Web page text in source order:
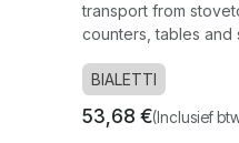
transport from
counters, tables and
BIALETTI
53,68 €(Inclusief